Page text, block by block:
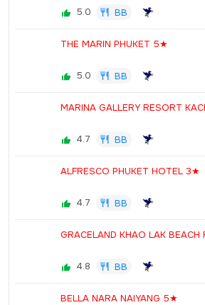
5.0 BB
THE MARIN PHUKET 5★
5.0 BB
MARINA GALLERY RESORT
4.7 BB
ALFRESCO PHUKET HOTEL 3★
4.7 BB
GRACELAND KHAO LAK
4.8 BB
BELLA NARA NAIYANG 5★